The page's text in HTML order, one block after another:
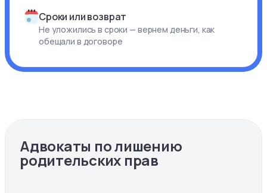
Сроки или возврат
Не уложились в сроки — вернем деньги, как
обещали в договоре
Адвокаты по лишению
родительских прав